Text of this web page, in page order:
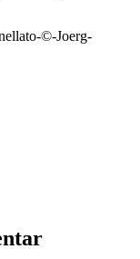
©-Joerg-